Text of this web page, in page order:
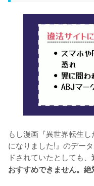
もし漫画『異世界転生
になりました!』のデー
ドされていたとしても、
おすすめできません。絶